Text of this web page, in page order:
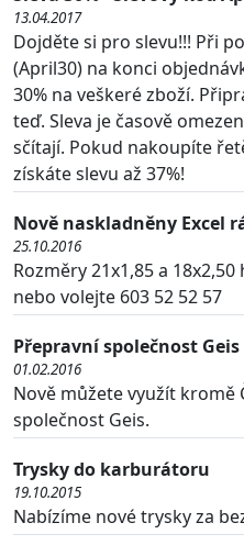
13.04.2017
Dojděte si pro slevu!!! Při
(April30) na konci
30% na veškeré zboží.
teď. Sleva je časově
sčítají. Pokud nakoupíte
získáte slevu až 37%!
Nově naskladněny Excel
25.10.2016
Rozměry 21x1,85 a
nebo volejte 603 52 52 57
Přepravní společnost Geis
01.02.2016
Nově můžete využít kromě
společnost Geis.
Trysky do karburátoru
19.10.2015
Nabízíme nové trysky za